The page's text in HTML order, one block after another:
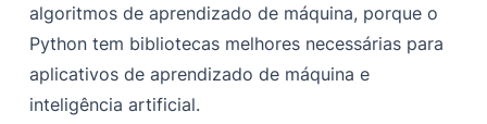
algoritmos de aprendizado de máquina, porque o
Python tem bibliotecas melhores necessárias para
aplicativos de aprendizado de máquina e
inteligência artificial.